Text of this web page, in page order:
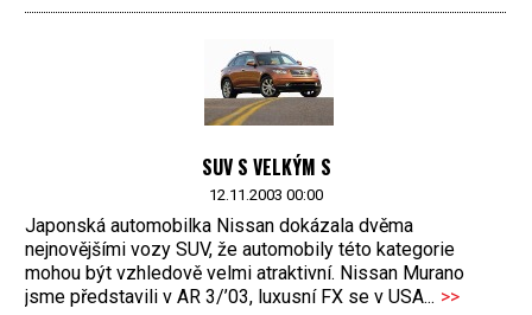
SUV S VELKÝM S
12.11.2003 00:00
Japonská automobilka Nissan dokázala dvěma
nejnovějšími vozy SUV, že automobily této kategorie
mohou být vzhledově velmi atraktivní. Nissan Murano
jsme představili v AR 3/’03, luxusní FX se v USA... >>